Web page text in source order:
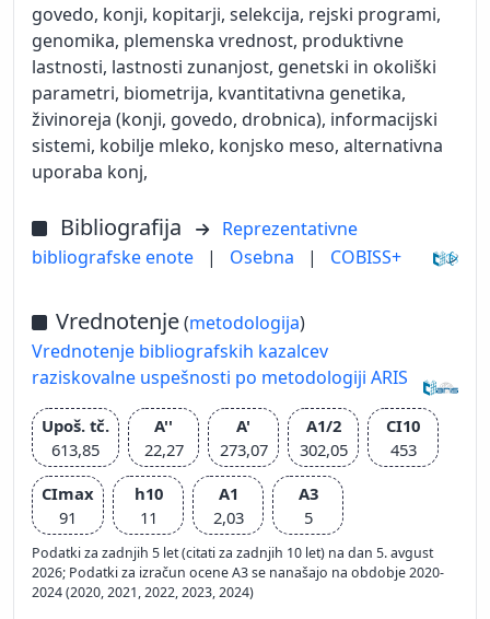
govedo, konji, kopitarji, selekcija, rejski programi,
genomika, plemenska vrednost, produktivne
lastnosti, lastnosti zunanjost, genetski in okoliški
parametri, biometrija, kvantitativna genetika,
živinoreja (konji, govedo, drobnica), informacijski
sistemi, kobilje mleko, konjsko meso, alternativna
uporaba konj,
Bibliografija
Reprezentativne
bibliografske enote
| Osebna | COBISS+
Vrednotenje(metodologija)
Vrednotenje bibliografskih kazalcev
raziskovalne uspešnosti po metodologiji ARIS
Upoš. tč.
613,85
A''
22,27
A'
273,07
A1/2
302,05
CI10
453
CImax
91
h10
11
A1
2,03
A3
5
Podatki za zadnjih 5 let (citati za zadnjih 10 let) na dan 5. avgust
2026; Podatki za izračun ocene A3 se nanašajo na obdobje 2020-
2024 (2020, 2021, 2022, 2023, 2024)